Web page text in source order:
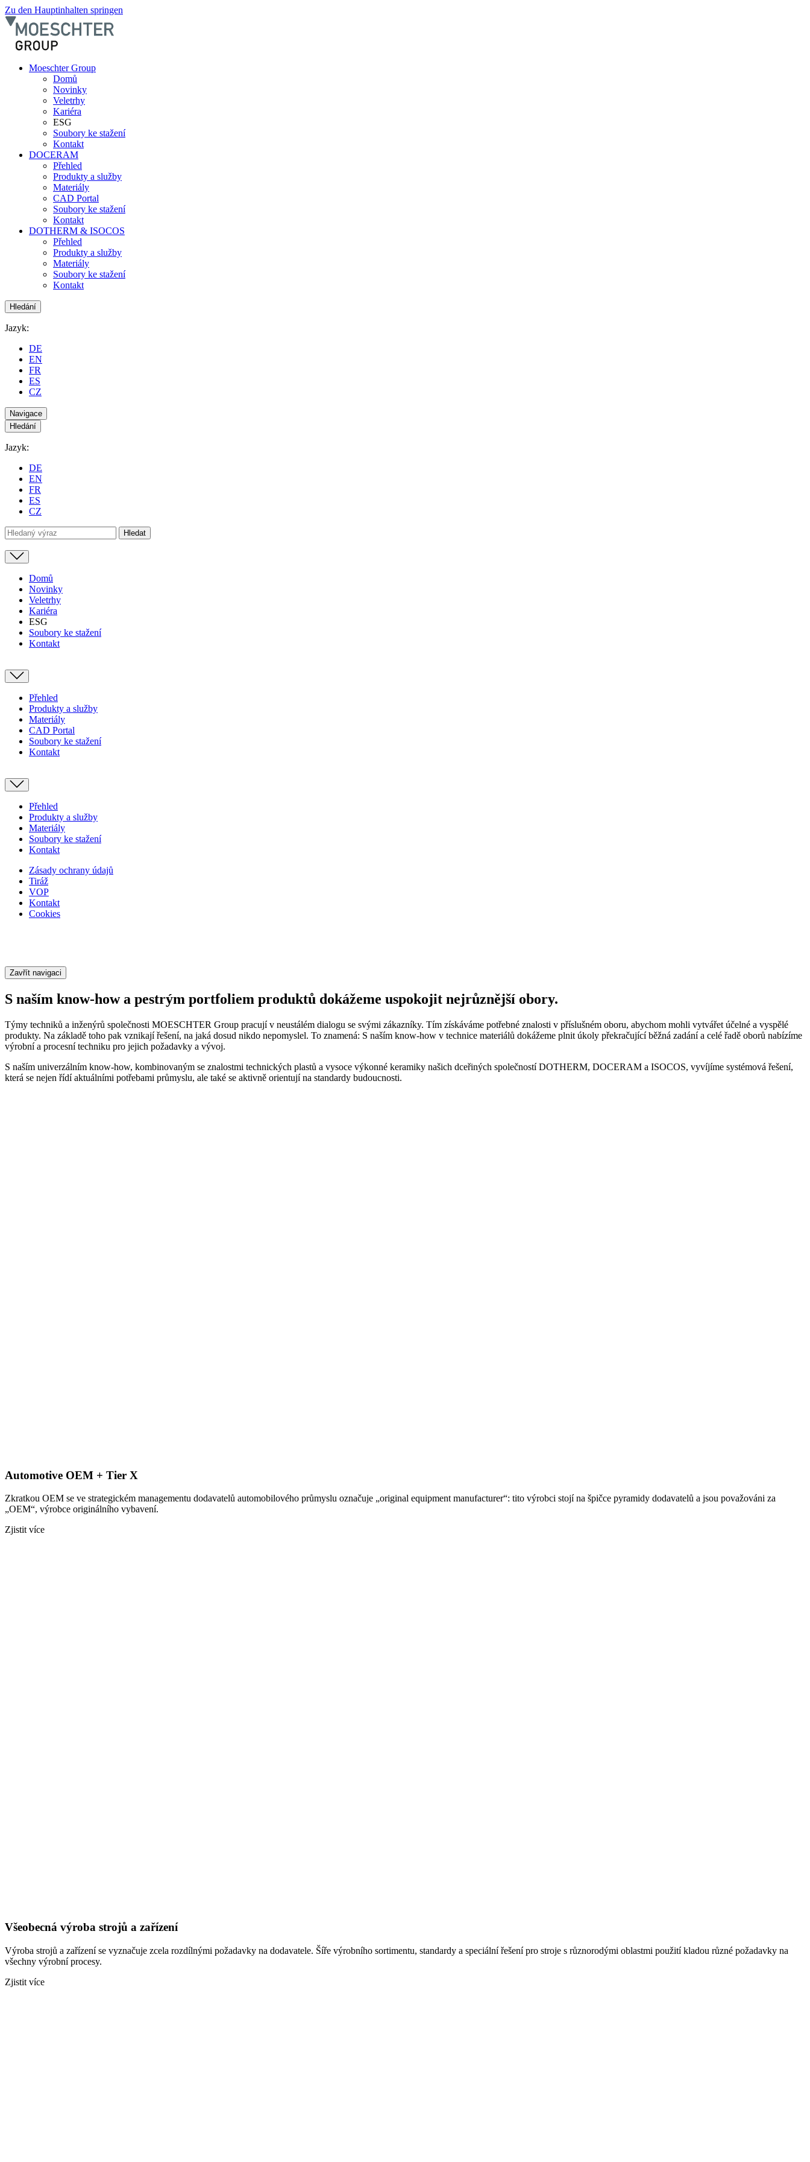
Zu den Hauptinhalten springen
Moeschter Group
Domů
Novinky
Veletrhy
Kariéra
ESG
Soubory ke stažení
Kontakt
DOCERAM
Přehled
Produkty a služby
Materiály
CAD Portal
Soubory ke stažení
Kontakt
DOTHERM & ISOCOS
Přehled
Produkty a služby
Materiály
Soubory ke stažení
Kontakt
Hledání
Jazyk:
DE
EN
FR
ES
CZ
Navigace
Hledání
Jazyk:
DE
EN
FR
ES
CZ
Domů
Novinky
Veletrhy
Kariéra
ESG
Soubory ke stažení
Kontakt
Přehled
Produkty a služby
Materiály
CAD Portal
Soubory ke stažení
Kontakt
Přehled
Produkty a služby
Materiály
Soubory ke stažení
Kontakt
Zásady ochrany údajů
Tiráž
VOP
Kontakt
Cookies
Zavřít navigaci
S naším know-how a pestrým portfoliem produktů dokážeme uspokojit nejrůznější obory.
Týmy techniků a inženýrů společnosti MOESCHTER Group pracují v neustálém dialogu se svými zákazníky. Tím získáváme potřebné znalosti v příslušném oboru, abychom mohli vytvářet účelné a vyspělé
produkty. Na základě toho pak vznikají řešení, na jaká dosud nikdo nepomyslel. To znamená: S naším know-how v technice materiálů dokážeme plnit úkoly překračující běžná zadání a celé řadě oborů nabízíme
výrobní a procesní techniku pro jejich požadavky a vývoj.
S naším univerzálním know-how, kombinovaným se znalostmi technických plastů a vysoce výkonné keramiky našich dceřiných společností DOTHERM, DOCERAM a ISOCOS, vyvíjíme systémová řešení,
která se nejen řídí aktuálními potřebami průmyslu, ale také se aktivně orientují na standardy budoucnosti.
Automotive OEM + Tier X
Zkratkou OEM se ve strategickém managementu dodavatelů automobilového průmyslu označuje „original equipment manufacturer“: tito výrobci stojí na špičce pyramidy dodavatelů a jsou považováni za
„OEM“, výrobce originálního vybavení.
Zjistit více
Všeobecná výroba strojů a zařízení
Výroba strojů a zařízení se vyznačuje zcela rozdílnými požadavky na dodavatele. Šíře výrobního sortimentu, standardy a speciální řešení pro stroje s různorodými oblastmi použití kladou různé požadavky na
všechny výrobní procesy.
Zjistit více